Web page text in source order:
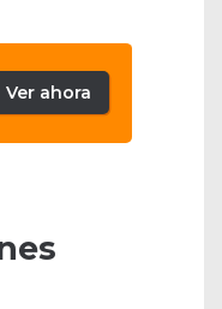
Ver ahora